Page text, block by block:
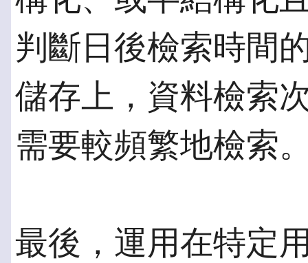
判斷日後檢索時間
儲存上，資料檢索
需要較頻繁地檢索
最後，運用在特定